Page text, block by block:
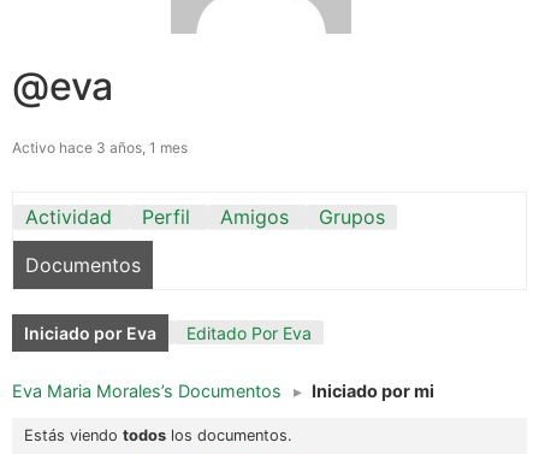
@eva
Activo hace 3 años, 1 mes
Actividad Perfil Amigos
Grupos
Documentos
Iniciado por Eva Editado Por Eva
Eva Maria Morales’s Documentos ▸ Iniciado por mi
Estás viendo todos los documentos.